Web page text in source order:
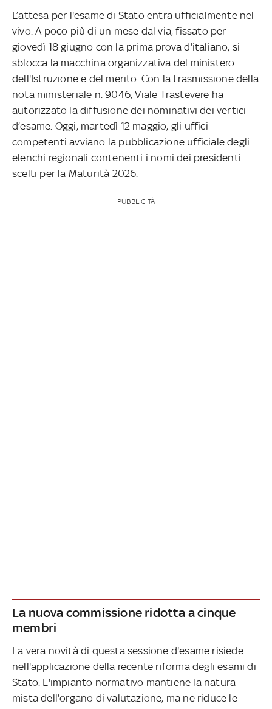
L’attesa per l'esame di Stato entra ufficialmente nel
vivo. A poco più di un mese dal via, fissato per
giovedì 18 giugno con la prima prova d'italiano, si
sblocca la macchina organizzativa del ministero
dell'Istruzione e del merito. Con la trasmissione della
nota ministeriale n. 9046, Viale Trastevere ha
autorizzato la diffusione dei nominativi dei vertici
d’esame. Oggi, martedì 12 maggio, gli uffici
competenti avviano la pubblicazione ufficiale degli
elenchi regionali contenenti i nomi dei presidenti
scelti per la Maturità 2026.
PUBBLICITÀ
La nuova commissione ridotta a cinque
membri
La vera novità di questa sessione d'esame risiede
nell'applicazione della recente riforma degli esami di
Stato. L'impianto normativo mantiene la natura
mista dell'organo di valutazione, ma ne riduce le